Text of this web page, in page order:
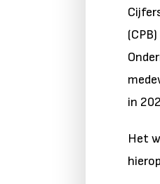
in
Het